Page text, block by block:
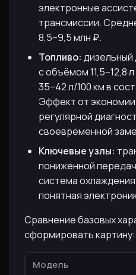
электронные
трансмиссии.
8,5–9,5 млн ₽.
Топливо: дизельный
с объёмом 11,5–12,8
35–42 л/100 км в
Эффект от
регулярной
своевременной
Ключевые узлы:
пониженной
система
понятная
Сравнение базовых
сформировать картину:
Модель